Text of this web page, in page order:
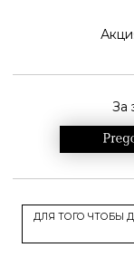
За
ДЛЯ ТОГО ЧТОБЫ